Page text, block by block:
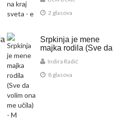
2 glasova
Srpkinja je mene
majka rodila (Sve da
Indira Radić
8 glasova